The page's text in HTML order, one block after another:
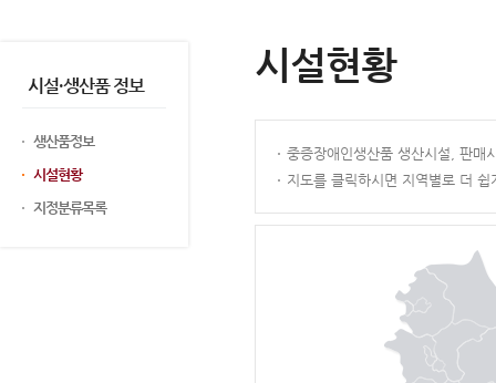
시설·생산품 정보
생산품정보
시설현황
지정분류목록
시설현황
중증장애인생산품 생산시설, 판매
지도를 클릭하시면 지역별로 더